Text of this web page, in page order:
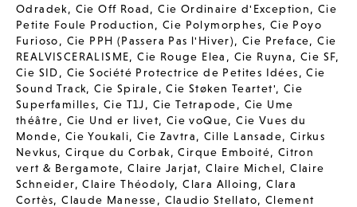
Odradek, Cie Off Road,Cie Ordinaire d'Exception,Cie
Petite Foule Production,Cie Polymorphes, Cie Poyo
Furioso, Cie PPH (Passera Pas l'Hiver),Cie Preface,Cie
REALVISCERALISME,Cie Rouge Elea , Cie Ruyna,Cie SF,
Cie SID, Cie Société Protectrice de Petites Idées,Cie
Sound Track,Cie Spirale,Cie Støken Teartet', Cie
Superfamilles,Cie T1J , Cie Tetrapode, Cie Ume
théâtre, Cie Und er livet, Cie voQue,Cie Vues du
Monde, Cie Youkali,Cie Zavtra, Cille Lansade, Cirkus
Nevkus,Cirque du Corbak,Cirque Emboité, Citron
vert & Bergamote,Claire Jarjat,Claire Michel,Claire
Schneider,Claire Théodoly,Clara Alloing,Clara
Cortès,Claude Manesse, Claudio Stellato, Clement